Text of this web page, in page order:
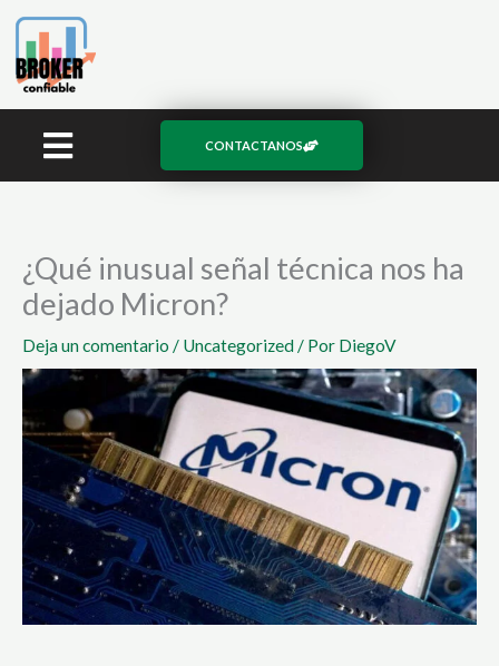
contenido
CONTACTANOS
¿Qué inusual señal técnica nos ha
dejado Micron?
Deja un comentario / Uncategorized/ Por DiegoV